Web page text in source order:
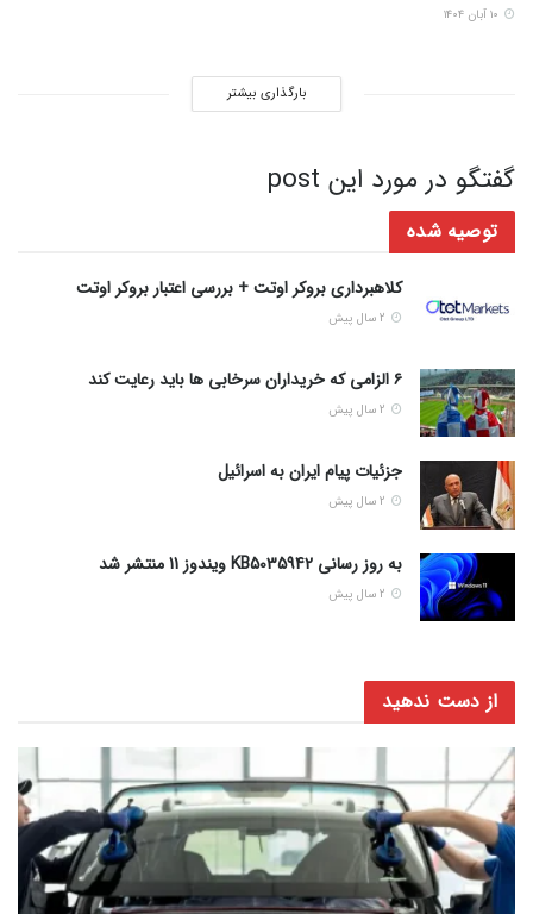
بارگذاری بیشتر
گفتگو در مورد این post
توصیه شده
کلاهبرداری بروکر اوتت + بررسی اعتبار بروکر اوتت
۶ الزامی که خریداران سرخابی ها باید رعایت کند
جزئیات پیام ایران به اسرائیل
به روز رسانی KB5035942 ویندوز 11 منتشر شد
از دست ندهید